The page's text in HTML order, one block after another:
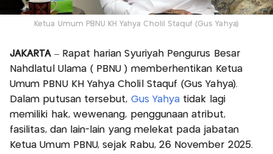
Ketua Umum PBNU KH Yahya Cholil Staquf (Gus Yahya)
JAKARTA– Rapat harian Syuriyah Pengurus Besar
Nahdlatul Ulama ( PBNU ) memberhentikan Ketua
Umum PBNU KH Yahya Cholil Staquf (Gus Yahya).
Dalam putusan tersebut, Gus Yahya tidak lagi
memiliki hak, wewenang, penggunaan atribut,
fasilitas, dan lain-lain yang melekat pada jabatan
Ketua Umum PBNU, sejak Rabu, 26 November 2025.